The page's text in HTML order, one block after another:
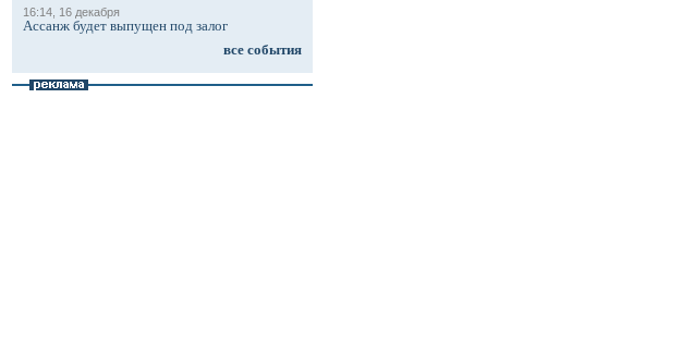
16:14, 16 декабря
Ассанж будет выпущен под залог
все события